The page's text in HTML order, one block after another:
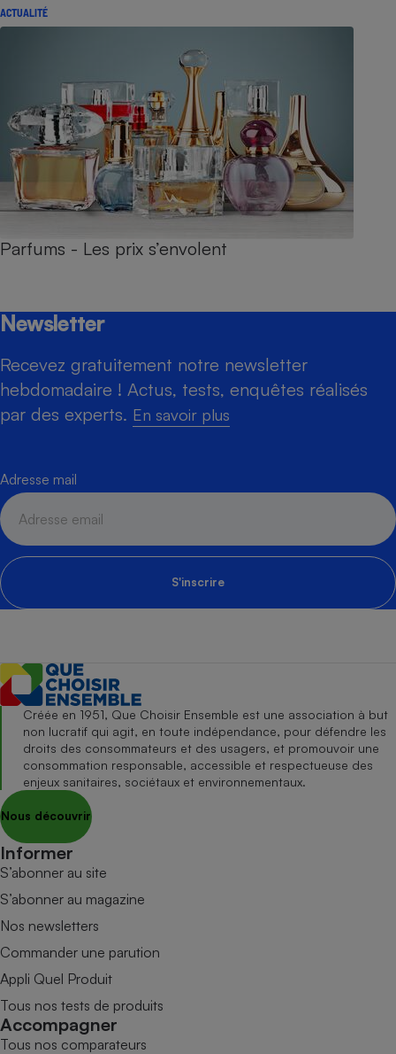
ACTUALITÉ
Parfums - Les prix s’envolent
Newsletter
Recevez gratuitement notre newsletter
hebdomadaire ! Actus, tests, enquêtes réalisés
par des experts. En savoir plus
Adresse mail
S'inscrire
Créée en 1951, Que Choisir Ensemble est une association à but
non lucratif qui agit, en toute indépendance, pour défendre les
droits des consommateurs et des usagers, et promouvoir une
consommation responsable, accessible et respectueuse des
enjeux sanitaires, sociétaux et environnementaux.
Nous découvrir
Informer
S’abonner au site
S’abonner au magazine
Nos newsletters
Commander une parution
Appli Quel Produit
Tous nos tests de produits
Accompagner
Tous nos comparateurs